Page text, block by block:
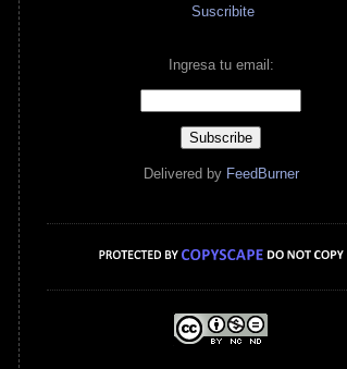
Suscribite
Ingresa tu email:
Delivered by FeedBurner